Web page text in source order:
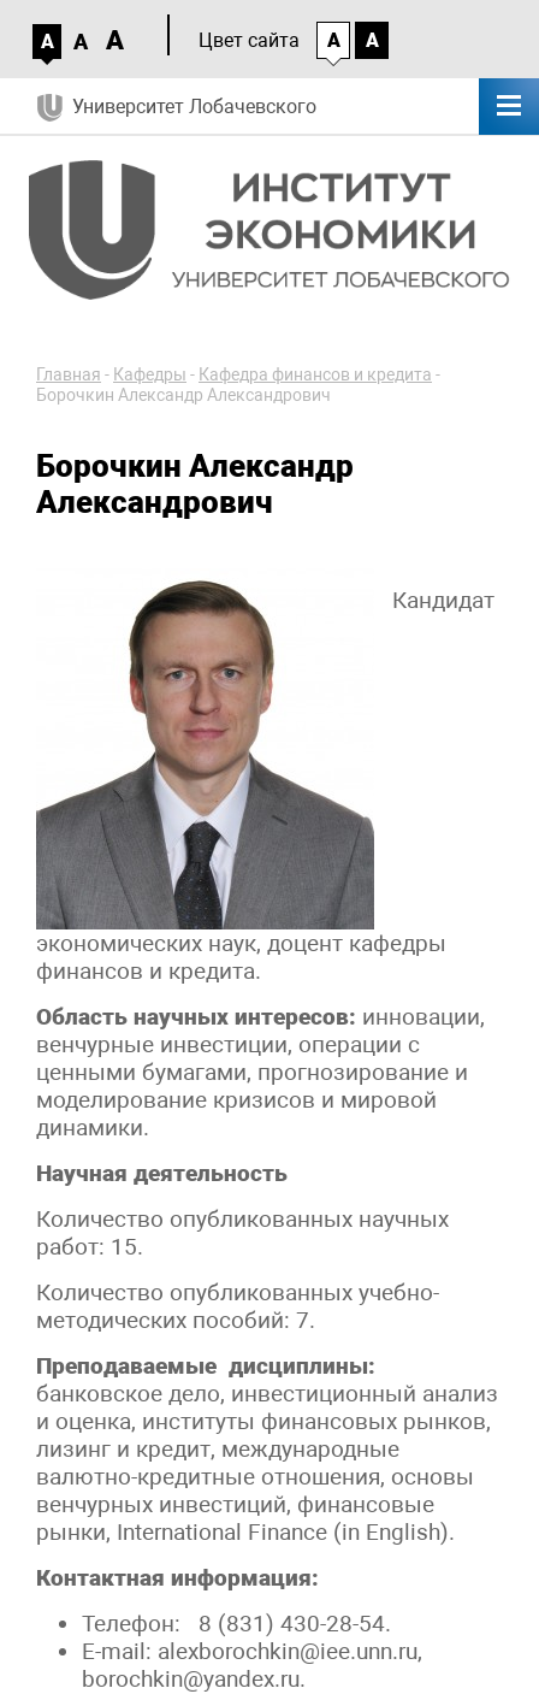
A A A Цвет сайта A A
Университет Лобачевского
Главная - Кафедры - Кафедра финансов и кредита -
Борочкин Александр Александрович
Борочкин Александр
Александрович
Кандидат
экономических наук, доцент кафедры
финансов и кредита.
Область научных интересов: инновации,
венчурные инвестиции, операции с
ценными бумагами, прогнозирование и
моделирование кризисов и мировой
динамики.
Научная деятельность
Количество опубликованных научных
работ: 15.
Количество опубликованных учебно-
методических пособий: 7.
Преподаваемые дисциплины:
банковское дело, инвестиционный анализ
и оценка, институты финансовых рынков,
лизинг и кредит, международные
валютно-кредитные отношения, основы
венчурных инвестиций, финансовые
рынки, International Finance (in English).
Контактная информация:
Телефон: 8 (831) 430-28-54.
Е-mail: alexborochkin@iee.unn.ru,
borochkin@yandex.ru.